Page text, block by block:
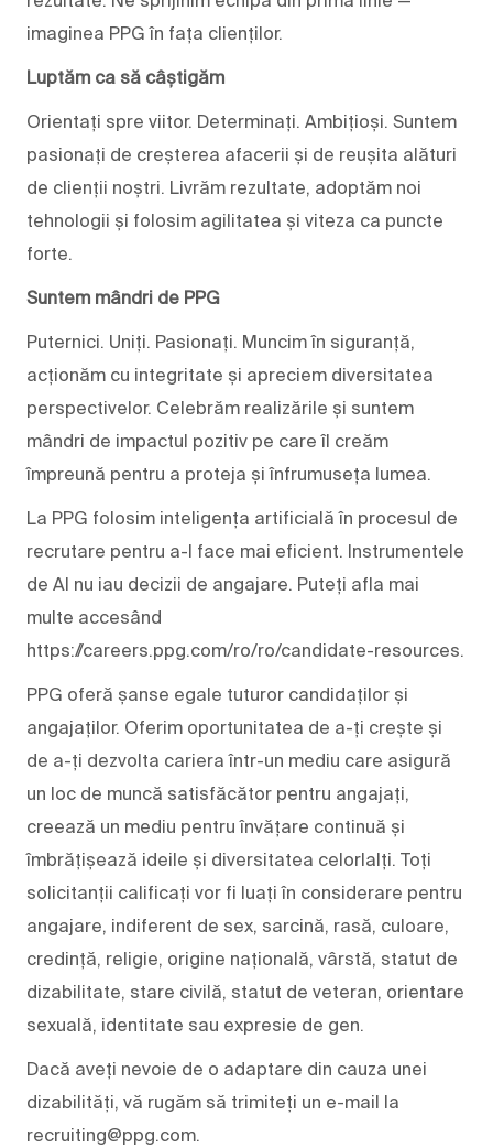
imaginea PPG în fața clienților.
Luptăm ca să câștigăm
Orientați spre viitor. Determinați. Ambițioși. Suntem
pasionați de creșterea afacerii și de reușita alături
de clienții noștri. Livrăm rezultate, adoptăm noi
tehnologii și folosim agilitatea și viteza ca puncte
forte.
Suntem mândri de PPG
Puternici. Uniți. Pasionați. Muncim în siguranță,
acționăm cu integritate și apreciem diversitatea
perspectivelor. Celebrăm realizările și suntem
mândri de impactul pozitiv pe care îl creăm
împreună pentru a proteja și înfrumuseța lumea.
La PPG folosim inteligența artificială în procesul de
recrutare pentru a-l face mai eficient. Instrumentele
de AI nu iau decizii de angajare. Puteți afla mai
multe accesând
https://careers.ppg.com/ro/ro/candidate-resources.
PPG oferă șanse egale tuturor candidaților și
angajaților. Oferim oportunitatea de a-ți crește și
de a-ți dezvolta cariera într-un mediu care asigură
un loc de muncă satisfăcător pentru angajați,
creează un mediu pentru învățare continuă și
îmbrățișează ideile și diversitatea celorlalți. Toți
solicitanții calificați vor fi luați în considerare pentru
angajare, indiferent de sex, sarcină, rasă, culoare,
credință, religie, origine națională, vârstă, statut de
dizabilitate, stare civilă, statut de veteran, orientare
sexuală, identitate sau expresie de gen.
Dacă aveți nevoie de o adaptare din cauza unei
dizabilități, vă rugăm să trimiteți un e-mail la
recruiting@ppg.com.